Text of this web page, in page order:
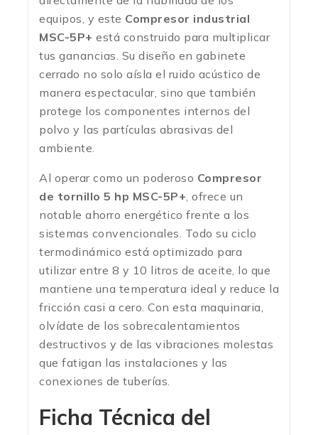
equipos, y este Compresor industrial
MSC-5P+ está construido para multiplicar
tus ganancias. Su diseño en gabinete
cerrado no solo aísla el ruido acústico de
manera espectacular, sino que también
protege los componentes internos del
polvo y las partículas abrasivas del
ambiente.
Al operar como un poderoso Compresor
de tornillo 5 hp MSC-5P+, ofrece un
notable ahorro energético frente a los
sistemas convencionales. Todo su ciclo
termodinámico está optimizado para
utilizar entre 8 y 10 litros de aceite, lo que
mantiene una temperatura ideal y reduce la
fricción casi a cero. Con esta maquinaria,
olvídate de los sobrecalentamientos
destructivos y de las vibraciones molestas
que fatigan las instalaciones y las
conexiones de tuberías.
Ficha Técnica del